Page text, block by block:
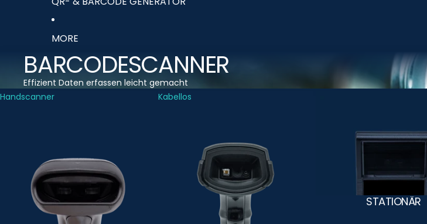
MORE
BARCODESCANNER
Effizient Daten erfassen leicht gemacht
Handscanner
Kabellos
STATIONÄR